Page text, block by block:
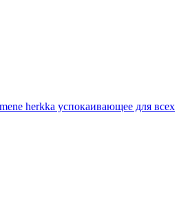
herkka успокаивающее для всех